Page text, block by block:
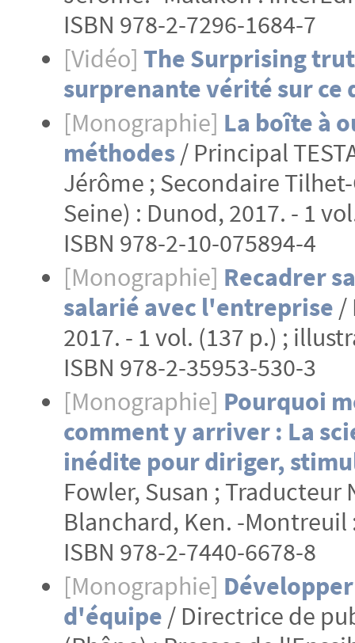
ISBN 978-2-7296-1684-7
[Vidéo] The Surprising
surprenante vérité sur ce
[Monographie] La boîte à
méthodes/ Principal
Jérôme ; Secondaire
Seine) : Dunod, 2017. - 1
ISBN 978-2-10-075894-4
[Monographie] Recadrer
salarié avec l'entreprise /
2017. - 1 vol. (137 p.) ;
ISBN 978-2-35953-530-3
[Monographie] Pourquoi
comment y arriver : La
inédite pour diriger,
Fowler, Susan ;
Blanchard, Ken. -Montreuil
ISBN 978-2-7440-6678-8
[Monographie]
d'équipe / Directrice de